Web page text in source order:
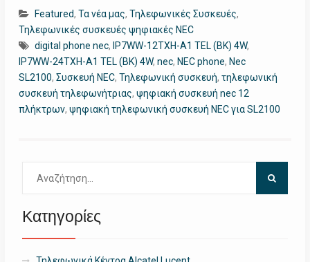
Featured, Τα νέα μας, Τηλεφωνικές Συσκευές,
Τηλεφωνικές συσκευές ψηφιακές NEC
digital phone nec, IP7WW-12TXH-A1 TEL (BK) 4W,
IP7WW-24TXH-A1 TEL (BK) 4W, nec, NEC phone, Nec
SL2100, Συσκευή NEC, Τηλεφωνική συσκευή, τηλεφωνική
συσκευή τηλεφωνήτριας, ψηφιακή συσκευή nec 12
πλήκτρων, ψηφιακή τηλεφωνική συσκευή NEC για SL2100
για:
Κατηγορίες